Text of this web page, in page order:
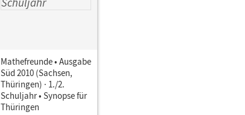
Mathefreunde • Ausgabe
Süd 2010 (Sachsen,
Thüringen) · 1./2.
Schuljahr • Synopse für
Thüringen